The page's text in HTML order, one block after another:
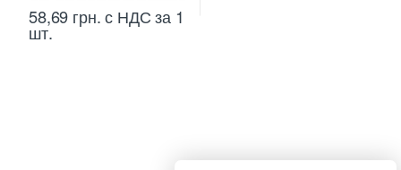
58,69 грн.с НДС за 1
шт.